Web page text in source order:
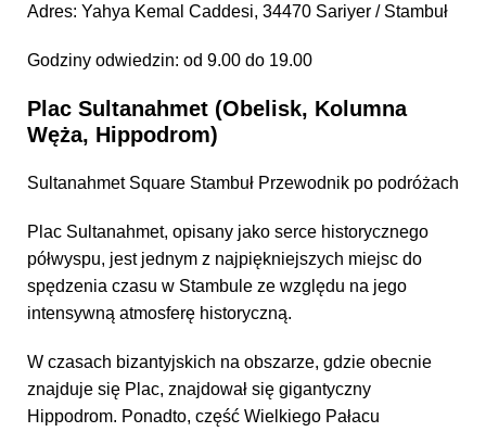
Adres: Yahya Kemal Caddesi, 34470 Sariyer / Stambuł
Godziny odwiedzin: od 9.00 do 19.00
Plac Sultanahmet (Obelisk, Kolumna
Węża, Hippodrom)
Sultanahmet Square Stambuł Przewodnik po podróżach
Plac Sultanahmet, opisany jako serce historycznego
półwyspu, jest jednym z najpiękniejszych miejsc do
spędzenia czasu w Stambule ze względu na jego
intensywną atmosferę historyczną.
W czasach bizantyjskich na obszarze, gdzie obecnie
znajduje się Plac, znajdował się gigantyczny
Hippodrom. Ponadto, część Wielkiego Pałacu